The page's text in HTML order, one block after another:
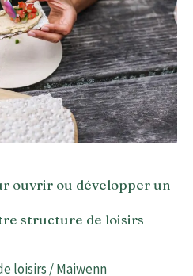
ouvrir ou développer un
structure de loisirs
loisirs/Maiwenn